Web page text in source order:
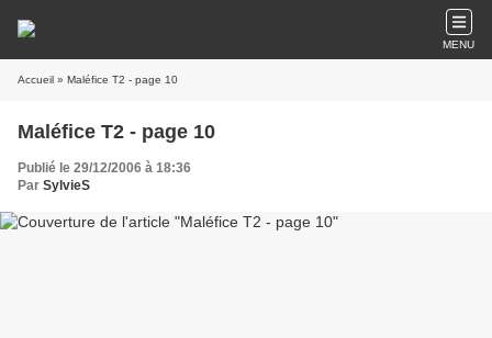
MENU
Accueil » Maléfice T2 - page 10
Maléfice T2 - page 10
Publié le 29/12/2006 à 18:36
Par SylvieS